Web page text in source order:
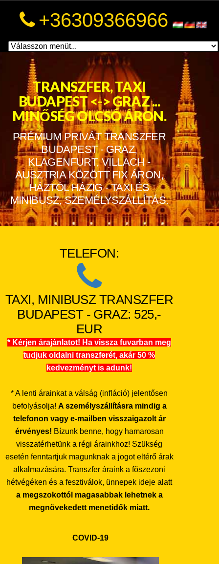
+36309366966
a
TRANSZFER, TAXI
BUDAPEST <-> GRAZ ...
MINŐSÉG OLCSÓ ÁRON.
PRÉMIUM PRIVÁT TRANSZFER
BUDAPEST - GRAZ,
KLAGENFURT, VILLACH -
AUSZTRIA KÖZÖTT FIX ÁRON,
HÁZTÓL HÁZIG - TAXI ÉS
MINIBUSZ, SZEMÉLYSZÁLLÍTÁS.
TELEFON:
TAXI, MINIBUSZ TRANSZFER
BUDAPEST - GRAZ: 525,-
EUR
* Kérjen árajánlatot! Ha vissza fuvarban meg
tudjuk oldalni transzferét, akár 50 %
kedvezményt is adunk!
* A lenti árainkat a válság (infláció) jelentősen
befolyásolja! A személyszállításra mindig a
telefonon vagy e-mailben visszaigazolt ár
érvényes! Bízunk benne, hogy hamarosan
visszatérhetünk a régi árainkhoz! Szükség
esetén fenntartjuk magunknak a jogot eltérő árak
alkalmazására. Transzfer áraink a főszezoni
hétvégéken és a fesztiválok, ünnepek ideje alatt
a megszokottól magasabbak lehetnek a
megnövekedett menetidők miatt.
COVID-19